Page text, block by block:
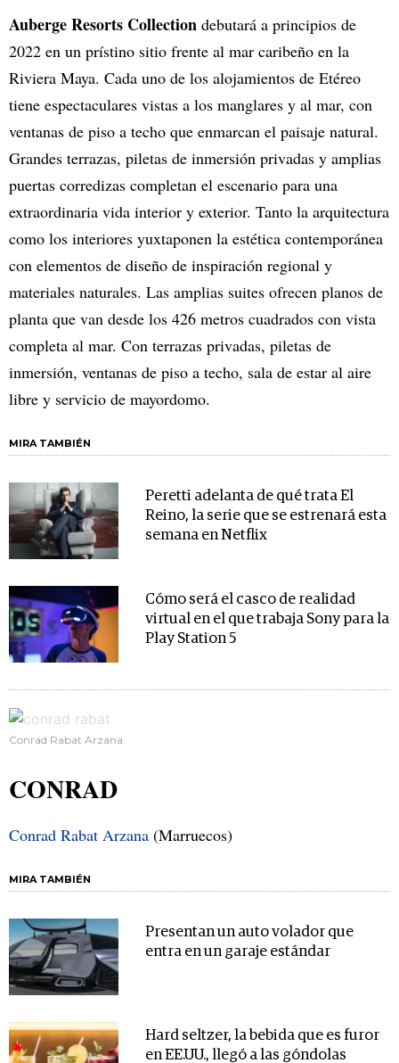
Auberge Resorts Collection debutará a principios de
2022 en un prístino sitio frente al mar caribeño en la
Riviera Maya. Cada uno de los alojamientos de Etéreo
tiene espectaculares vistas a los manglares y al mar, con
ventanas de piso a techo que enmarcan el paisaje natural.
Grandes terrazas, piletas de inmersión privadas y amplias
puertas corredizas completan el escenario para una
extraordinaria vida interior y exterior. Tanto la arquitectura
como los interiores yuxtaponen la estética contemporánea
con elementos de diseño de inspiración regional y
materiales naturales. Las amplias suites ofrecen planos de
planta que van desde los 426 metros cuadrados con vista
completa al mar. Con terrazas privadas, piletas de
inmersión, ventanas de piso a techo, sala de estar al aire
libre y servicio de mayordomo.
MIRA TAMBIÉN
Peretti adelanta de qué trata El
Reino, la serie que se estrenará esta
semana en Netflix
Cómo será el casco de realidad
virtual en el que trabaja Sony para la
Play Station 5
Conrad Rabat Arzana.
CONRAD
Conrad Rabat Arzana (Marruecos)
MIRA TAMBIÉN
Presentan un auto volador que
entra en un garaje estándar
Hard seltzer, la bebida que es furor
en EE.UU., llegó a las góndolas